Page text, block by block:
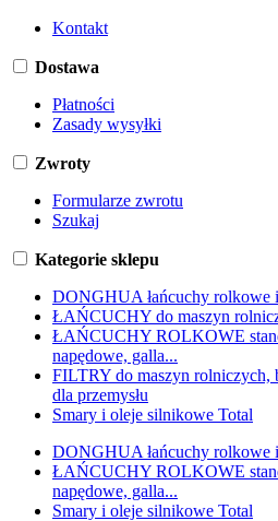
Kontakt
Dostawa
Płatności
Zasady wysyłki
Zwroty
Formularze zwrotu
Szukaj
Kategorie sklepu
DONGHUA łańcuchy rolkowe i
ŁAŃCUCHY do maszyn
ŁAŃCUCHY ROLKOWE
napędowe, galla...
FILTRY do maszyn rolniczych,
dla przemysłu
Smary i oleje silnikowe Total
DONGHUA łańcuchy rolkowe i
ŁAŃCUCHY ROLKOWE
napędowe, galla...
Smary i oleje silnikowe Total